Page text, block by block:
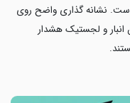
نشانه گذاری واضح روی
انبار و لجستیک هشدار